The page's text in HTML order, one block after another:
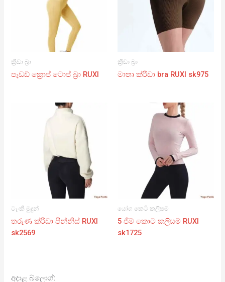
ක්‍රීඩා බ්‍රා
පෑඩඩ් ක්‍රොප් ටොප් බ්‍රා RUXI
ක්‍රීඩා බ්‍රා
මාතෘ ක්රීඩා bra RUXI sk975
ටැංකි මුදුන්
තරුණ ක්රීඩා පින්නිස් RUXI
sk2569
යෝග කෙටි කලිසම්
5 ජිම් කොට කලිසම් RUXI
sk1725
අදාළ බ්ලොග්: